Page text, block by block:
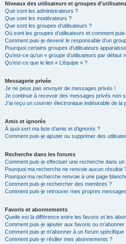
Niveaux des utilisateurs et groupes
Que sont les administrateurs ?
Que sont les modérateurs ?
Que sont les groupes d’utilisateurs ?
Où sont les groupes d’utilisateurs et comment
Comment puis-je devenir le responsable d’un
Pourquoi certains groupes d’utilisateurs
Qu’est-ce qu’un « groupe d’utilisateurs par défaut
Qu’est-ce que le lien « L’équipe » ?
Messagerie privée
Je ne peux pas envoyer de messages privés !
Je continue à recevoir des messages privés non
J’ai reçu un courrier électronique indésirable de la
Amis et ignorés
À quoi sert ma liste d’amis et d’ignorés ?
Comment puis-je ajouter ou supprimer des
Recherche dans les forums
Comment puis-je effectuer une recherche dans
Pourquoi ma recherche ne renvoie aucun résultat
Pourquoi ma recherche renvoie à une page
Comment puis-je rechercher des membres ?
Comment puis-je retrouver mes propres
Favoris et abonnements
Quelle est la différence entre les favoris et les
Comment puis-je ajouter aux favoris ou
Comment puis-je m’abonner à un forum spécifique
Comment puis-je résilier mes abonnements ?